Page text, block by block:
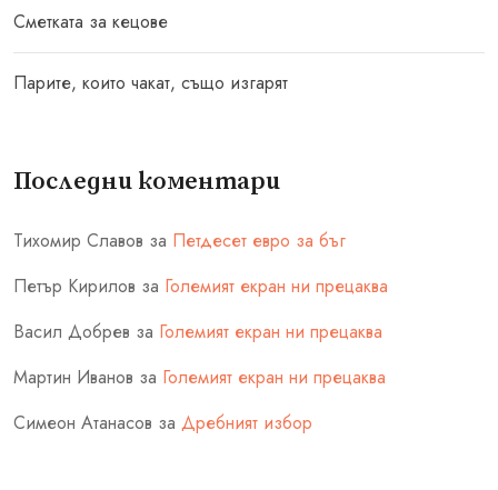
Сметката за кецове
Парите, които чакат, също изгарят
Последни коментари
Тихомир Славов за Петдесет евро за бъг
Петър Кирилов за Големият екран ни прецаква
Васил Добрев за Големият екран ни прецаква
Мартин Иванов за Големият екран ни прецаква
Симеон Атанасов за Дребният избор